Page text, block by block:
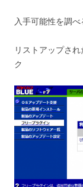
入手可能性を調べ
リストアップさ
ク